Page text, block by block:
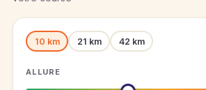
10 km 21 km 42 km
ALLURE